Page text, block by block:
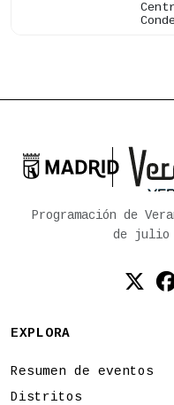

Ayuntamiento de
Programación de
de julio
EXPLORA
Resumen de eventos
Distritos